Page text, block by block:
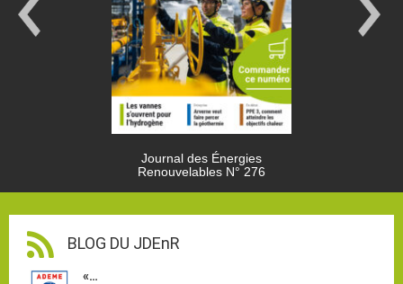
Journal des Énergies
Renouvelables N° 276
BLOG DU JDEnR
«…